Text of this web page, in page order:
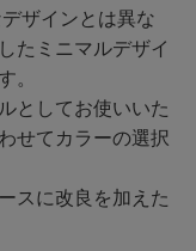
ザインとは異な
たミニマルデザイ
。
としてお使いいた
せてカラーの選択
スに改良を加えた